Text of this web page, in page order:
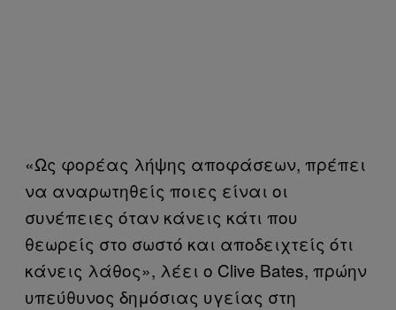
«Ως φορέας λήψης αποφάσεων, πρέπει
να αναρωτηθείς ποιες είναι οι
συνέπειες όταν κάνεις κάτι που
θεωρείς στο σωστό και αποδειχτείς ότι
κάνεις λάθος», λέει ο Clive Bates, πρώην
υπεύθυνος δημόσιας υγείας στη